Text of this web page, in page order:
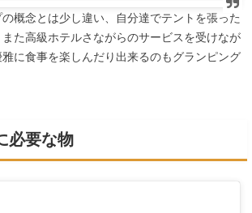
概念とは少し違い、自分達でテントを張った
た高級ホテルさながらのサービスを受けなが
に食事を楽しんだり出来るのもグランピング
必要な物